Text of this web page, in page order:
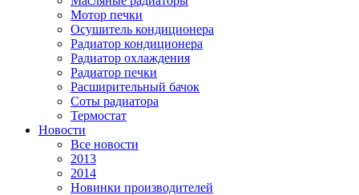
Мотор печки
Осушитель кондиционера
Радиатор кондиционера
Радиатор охлаждения
Радиатор печки
Расширительный бачок
Соты радиатора
Термостат
Новости
Все новости
2013
2014
Новинки производителей